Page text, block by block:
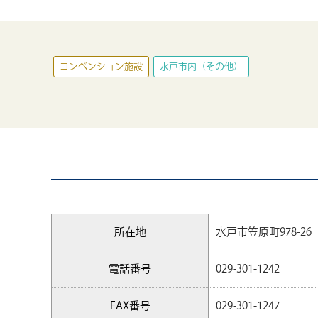
コンベンション施設 水戸市内（その他）
所在地 水戸市笠原町978-26
電話番号 029-301-1242
FAX番号 029-301-1247